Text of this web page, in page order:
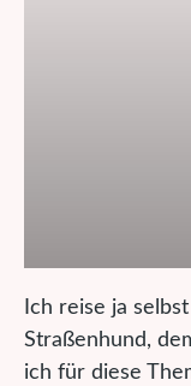
Ich reise ja
Straßenhund,
ich für diese